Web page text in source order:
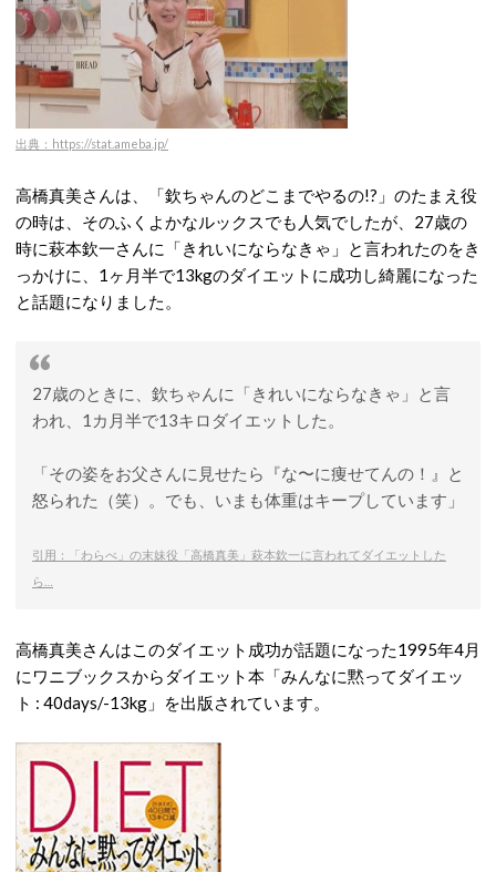
出典：https://stat.ameba.jp/
高橋真美さんは、「欽ちゃんのどこまでやるの!?」のたまえ役
の時は、そのふくよかなルックスでも人気でしたが、27歳の
時に萩本欽一さんに「きれいにならなきゃ」と言われたのをき
っかけに、1ヶ月半で13kgのダイエットに成功し綺麗になった
と話題になりました。
27歳のときに、欽ちゃんに「きれいにならなきゃ」と言
われ、1カ月半で13キロダイエットした。
「その姿をお父さんに見せたら『な〜に痩せてんの！』と
怒られた（笑）。でも、いまも体重はキープしています」
引用：「わらべ」の末妹役「高橋真美」萩本欽一に言われてダイエットした
ら…
高橋真美さんはこのダイエット成功が話題になった1995年4月
にワニブックスからダイエット本「みんなに黙ってダイエッ
ト : 40days/-13kg」を出版されています。